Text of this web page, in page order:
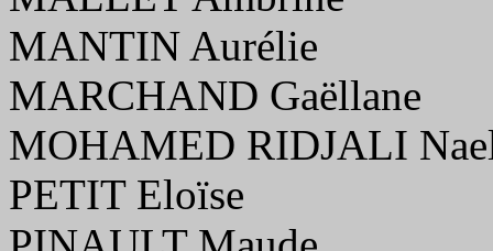
MANTIN Aurélie
MARCHAND Gaëllane
MOHAMED RIDJALI
PETIT Eloïse